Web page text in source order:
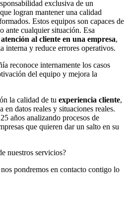
exclusiva de un
logran mantener una calidad
Estos equipos son capaces de
ante cualquier situación. Esa
atención al cliente en una empresa,
interna y reduce errores operativos.
reconoce internamente los casos
del equipo y mejora la
la calidad de tu experiencia cliente,
en datos reales y situaciones reales.
años analizando procesos de
que quieren dar un salto en su
nuestros servicios?
pondremos en contacto contigo lo